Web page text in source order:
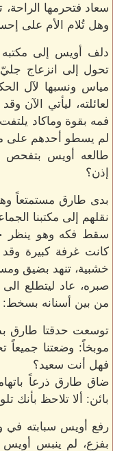
سعاد فتحرمها
وهل تُلام الأم على
دلف أويس إلى مكتبه
تحول إلى انزعاج
مياس ونسبها لآل
لعائلته، ليأتي الآن
فمه بقوة وماكاد
لم يسطو أحدهم على
طالعه أويس بتفحص
إذن؟
بدى طارق مستمتعاً
نقلهم إلى مكتبنا
سقط فكه وهو ينظر
كانت غرفة كبيرة
خشبية، تنهد بضيق
صبره، عاد ليتطلع
من بين أسنانه
توسعت حدقتا طارق
موبخاً: وضعتنا جميعاً
فهل أنت سعيد؟
ضاق طارق ذرعاً
بائن: ألا تلاحظ بأنك
رفع أويس سبابته في
بفزع، لم ينبس